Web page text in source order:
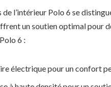
l’intérieur Polo 6 se
un soutien optimal pour
6 :
électrique pour un confort